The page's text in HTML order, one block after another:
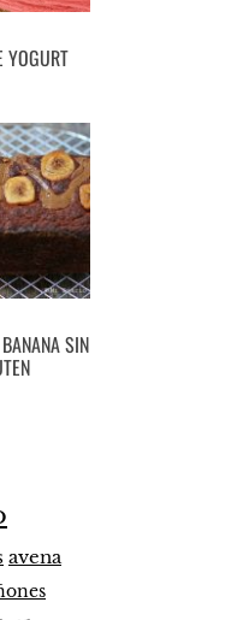
YOGURT
SIN
avena